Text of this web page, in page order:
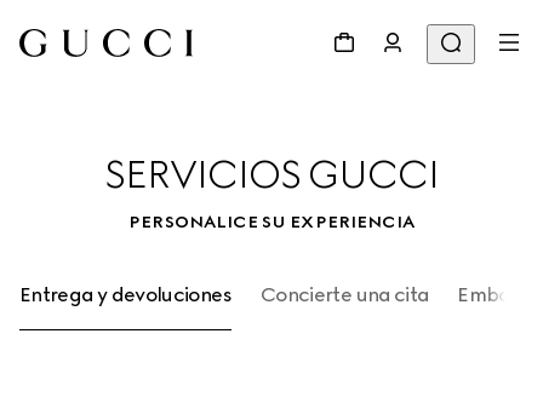
SERVICIOS GUCCI
PERSONALICE SU EXPERIENCIA
Entrega y devoluciones Concierte una cita